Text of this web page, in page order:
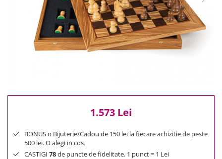
Cele mai votate
0 Lei - 100 Lei
1.573 Lei
BONUS o Bijuterie/Cadou de 150 lei la fiecare achizitie de peste
500 lei. O alegi in cos.
CASTIGI 78de puncte de fidelitate. 1 punct = 1 Lei